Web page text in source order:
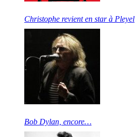
Christophe revient en star à Pleyel
Bob Dylan, encore…